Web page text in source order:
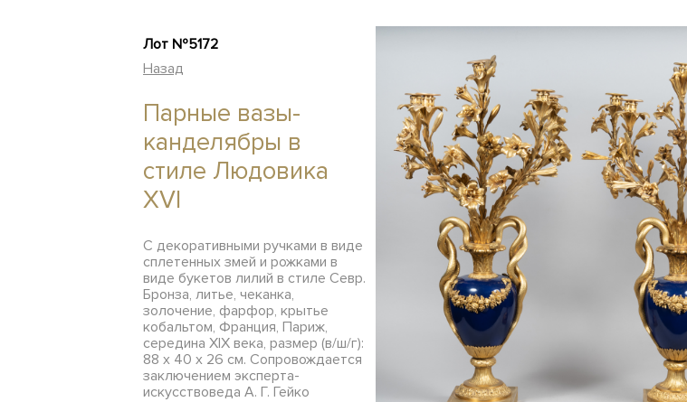
Лот №5172
Назад
Парные вазы-
канделябры в
стиле Людовика
XVI
С декоративными ручками в виде
сплетенных змей и рожками в
виде букетов лилий в стиле Севр.
Бронза, литье, чеканка,
золочение, фарфор, крытье
кобальтом, Франция, Париж,
середина XIX века, размер (в/ш/г):
88 х 40 х 26 см. Сопровождается
заключением эксперта-
искусствоведа А. Г. Гейко